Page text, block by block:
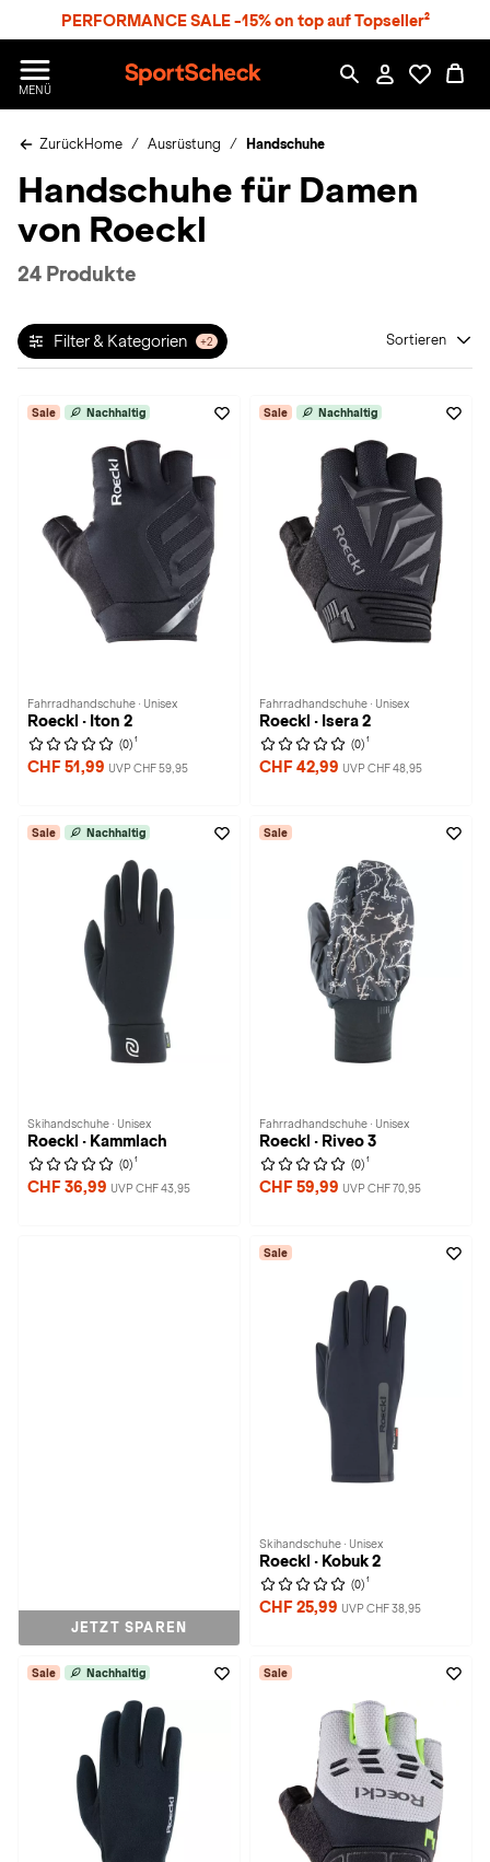
PERFORMANCE SALE -15% on top auf Topseller²
MENÜ
p
r
S
h
c
ZurückHome Ausrüstung Handschuhe
Handschuhe für Damen
von Roeckl
24 Produkte
Filter & Kategorien +2 Sortieren
Sale Nachhaltig
Fahrradhandschuhe · Unisex
Roeckl · Iton 2
(0) 1
CHF 51,99 UVP CHF 59,95
Sale Nachhaltig
Fahrradhandschuhe · Unisex
Roeckl · Isera 2
(0) 1
CHF 42,99 UVP CHF 48,95
Sale Nachhaltig
Skihandschuhe · Unisex
Roeckl · Kammlach
(0) 1
CHF 36,99 UVP CHF 43,95
Sale
Fahrradhandschuhe · Unisex
Roeckl · Riveo 3
(0) 1
CHF 59,99 UVP CHF 70,95
JETZT SPAREN
Sale
Skihandschuhe · Unisex
Roeckl · Kobuk 2
(0) 1
CHF 25,99 UVP CHF 38,95
Sale Nachhaltig Sale